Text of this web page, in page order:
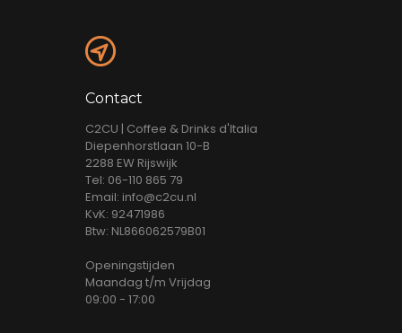
Contact
C2CU | Coffee & Drinks d'Italia
Diepenhorstlaan 10-B
2288 EW Rijswijk
Tel: 06-110 865 79
Email: info@c2cu.nl
KvK: 92471986
Btw: NL866062579B01
Openingstijden
Maandag t/m Vrijdag
09:00 - 17:00